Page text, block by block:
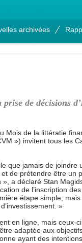
archivées
de décisions
Mois de la littératie
») invitent tous les
que jamais de joindre
de prétendre être
a déclaré Stan
de l’inscription
étape simple,
»
en ligne, mais
adaptée aux
ayant des